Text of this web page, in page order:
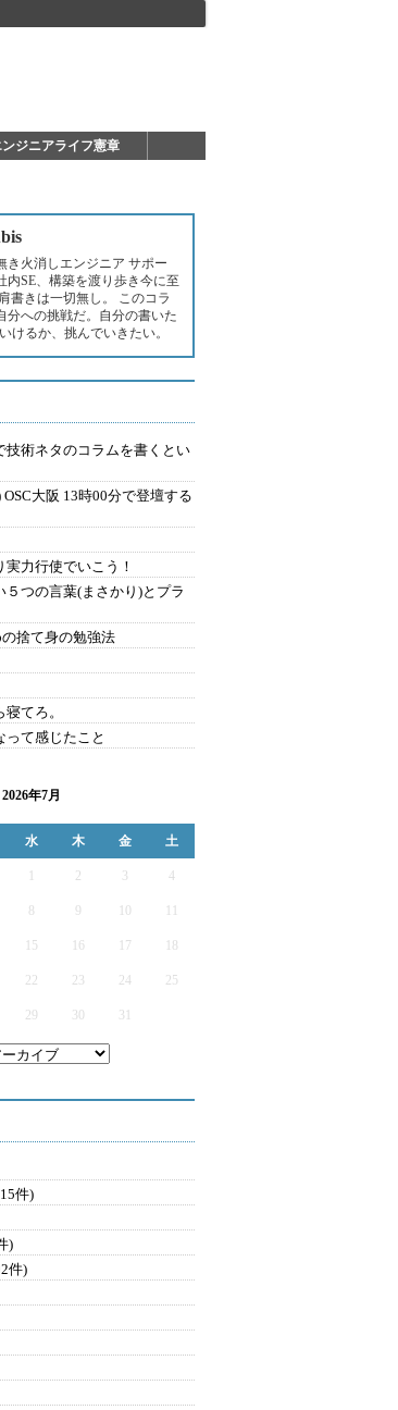
ンジニアライフ憲章
き火消しエンジニア サポー
内SE、構築を渡り歩き今に至
書きは一切無し。 このコラ
分への挑戦だ。自分の書いた
けるか、挑んでいきたい。
技術ネタのコラムを書くとい
大阪 13時00分で登壇する
力行使でいこう！
５つの言葉(まさかり)とプラ
捨て身の勉強法
てろ。
って感じたこと
2026年7月
水 木 金 土
2 3 4
9
15 16 17
22 23 24 25
29 30 31
件)
)
件)